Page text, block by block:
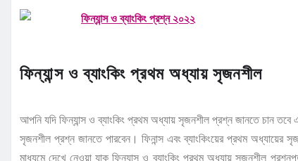
ফিন্যান্স ও ব্যাংকিং প্রথম অধ্যায় সৃজনশীল
আপনি যদি ফিন্যান্স ও ব্যাংকিং প্রথম অধ্যায় সৃজনশীল প্রশ্ন জানতে চান
সৃজনশীল প্রশ্ন জানতে পারবেন। ফিনান্স এবং ব্যাংকিংয়ের প্রথম
মাধ্যমে দেখে নেওয়া যাক ফিন্যান্স ও ব্যাংকিং প্রথম অধ্যায় সৃজনশীল